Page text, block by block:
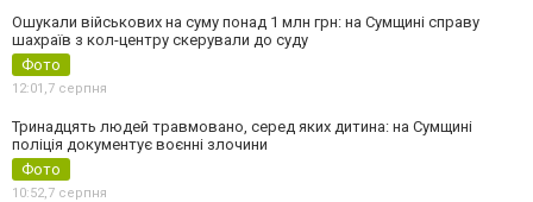
Ошукали військових на суму понад 1 млн грн: на Сумщині справу
шахраїв з кол-центру скерували до суду
Фото
12:01,7 серпня
Тринадцять людей травмовано, серед яких дитина: на Сумщині
поліція документує воєнні злочини
Фото
10:52,7 серпня